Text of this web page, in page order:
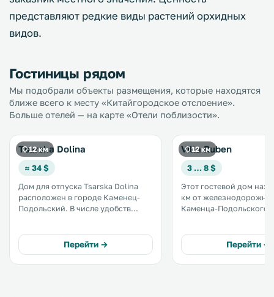
представляют редкие виды растений орхидных
видов.
Гостиницы рядом
Мы подобрали объекты размещения, которые находятся
ближе всего к месту «Китайгородское отслоение».
Больше отелей — на карте «Отели поблизости».
12 км
Tsarska Dolina
≈ 34 $
Дом для отпуска Tsarska Dolina
расположен в городе Каменец-
Подольский. В числе удобств
всей территории. Кухня оснащена
духовкой, микроволновой печью,
тостером, чайником и
Перейти →
12 км
Villa Ruben
3 … 8 $
Этот гостевой дом
км от
Каменца-Подольского. К услугам
круглосуточная стойка
регистрации. Номера гостевого
дома Villa Ruben
Перейти →